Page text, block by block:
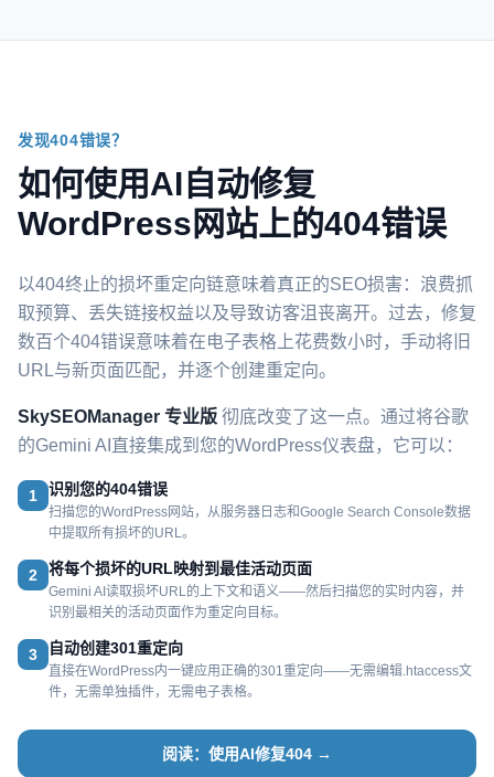
发现404错误？
如何使用AI自动修复
WordPress网站上的404错误
以404终止的损坏重定向链意味着真正的SEO损害：浪费抓
取预算、丢失链接权益以及导致访客沮丧离开。过去，修复
数百个404错误意味着在电子表格上花费数小时，手动将旧
URL与新页面匹配，并逐个创建重定向。
SkySEOManager 专业版 彻底改变了这一点。通过将谷歌
的Gemini AI直接集成到您的WordPress仪表盘，它可以：
1 识别您的404错误
扫描您的WordPress网站，从服务器日志和Google Search Console数据
中提取所有损坏的URL。
2 将每个损坏的URL映射到最佳活动页面
Gemini AI读取损坏URL的上下文和语义——然后扫描您的实时内容，并
识别最相关的活动页面作为重定向目标。
3 自动创建301重定向
直接在WordPress内一键应用正确的301重定向——无需编辑.htaccess文
件，无需单独插件，无需电子表格。
阅读：使用AI修复404 →